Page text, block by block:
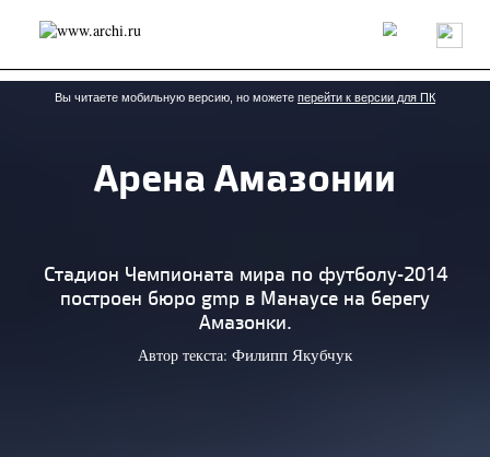
Россия Мир Технологии Интерьер Пресса
Архитекторы
Проекты
Конкурсы События Книги Вакансии
send.project Анонсы конкурсов
Блог
Дизайн
Иностранцы в России
Интерьер
Книги
Наследие Образование
Урбанистика
Вы читаете мобильную версию, но можете перейти к версии для ПК
Арена Амазонии
Стадион Чемпионата мира по футболу-2014
построен бюро gmp в Манаусе на берегу
Амазонки.
Автор текста: Филипп Якубчук